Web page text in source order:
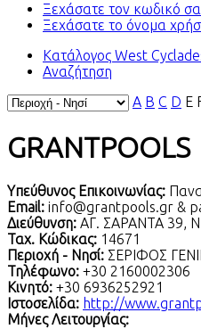
Ξεχάσατε τον κωδικό
Ξεχάσατε το όνομα
Κατάλογος West
Αναζήτηση
A B C D E
GRANTPOOLS
Υπεύθυνος Επικοινωνίας:
Email: info@grantpools.gr &
Διεύθυνση: ΑΓ. ΣΑΡΑΝΤΑ 39,
Ταχ. Κώδικας: 14671
Περιοχή - Νησί: ΣΕΡΙΦΟΣ
Τηλέφωνο: +30 2160002306
Κινητό: +30 6936252921
Ιστοσελίδα: http://
Μήνες Λειτουργίας: